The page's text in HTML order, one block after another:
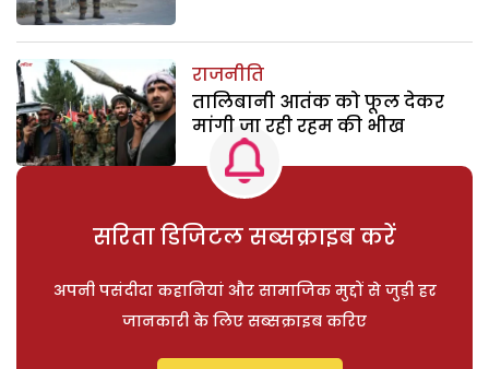
राजनीति
तालिबानी आतंक को फूल देकर
मांगी जा रही रहम की भीख
सरिता डिजिटल सब्सक्राइब करें
अपनी पसंदीदा कहानियां और सामाजिक मुद्दों से जुड़ी हर
जानकारी के लिए सब्सक्राइब करिए